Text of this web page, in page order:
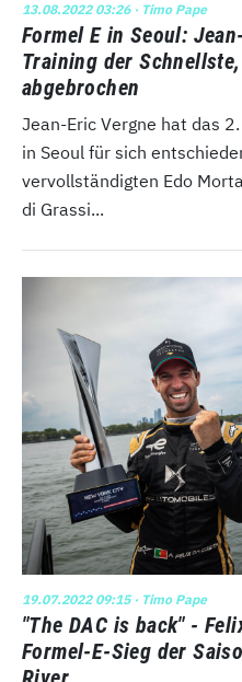
13.08.2022 03:26· Timo Pape
Formel E in Seoul:
Training der
abgebrochen
Jean-Eric Vergne hat das
in Seoul für sich
vervollständigten Edo
di Grassi...
19.07.2022 09:15· Timo Pape
"The DAC is back" -
Formel-E-Sieg der